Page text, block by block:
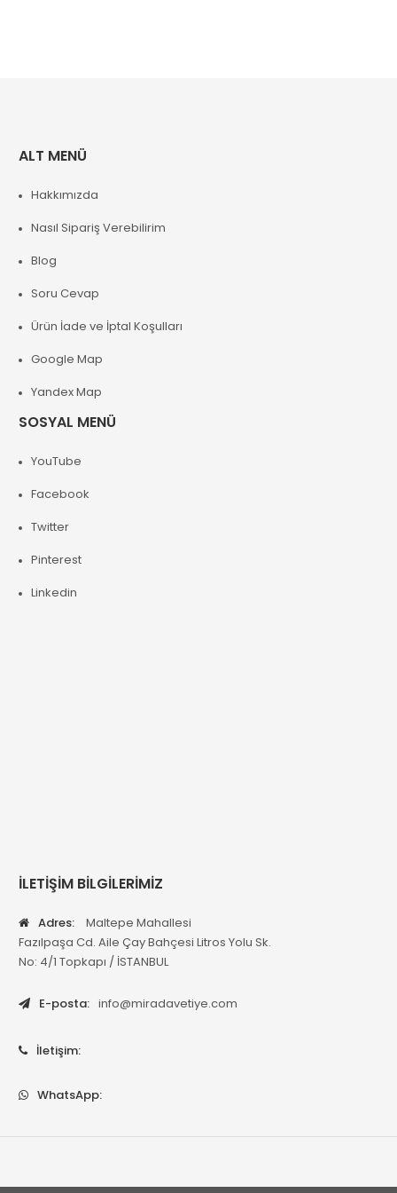
ALT MENÜ
Hakkımızda
Nasıl Sipariş Verebilirim
Blog
Soru Cevap
Ürün İade ve İptal Koşulları
Google Map
Yandex Map
SOSYAL MENÜ
YouTube
Facebook
Twitter
Pinterest
Linkedin
İLETİŞİM BİLGİLERİMİZ
Adres:
Maltepe Mahallesi
Fazılpaşa Cd. Aile Çay Bahçesi Litros Yolu Sk.
No: 4/1 Topkapı / İSTANBUL
E-posta: info@miradavetiye.com
İletişim:
WhatsApp: